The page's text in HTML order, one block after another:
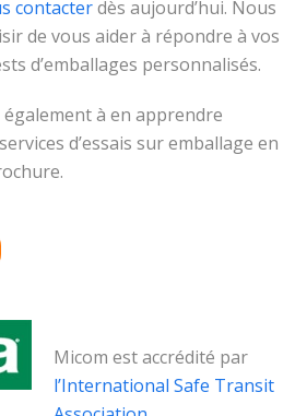
contacterdès aujourd’hui. Nous
de vous aider à répondre à vos
d’emballages personnalisés.
à en apprendre
d’essais sur emballage en
Micom est accrédité par
l’International Safe Transit